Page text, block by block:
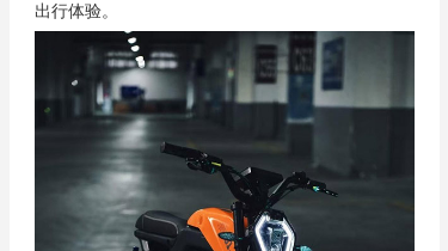
出行体验。